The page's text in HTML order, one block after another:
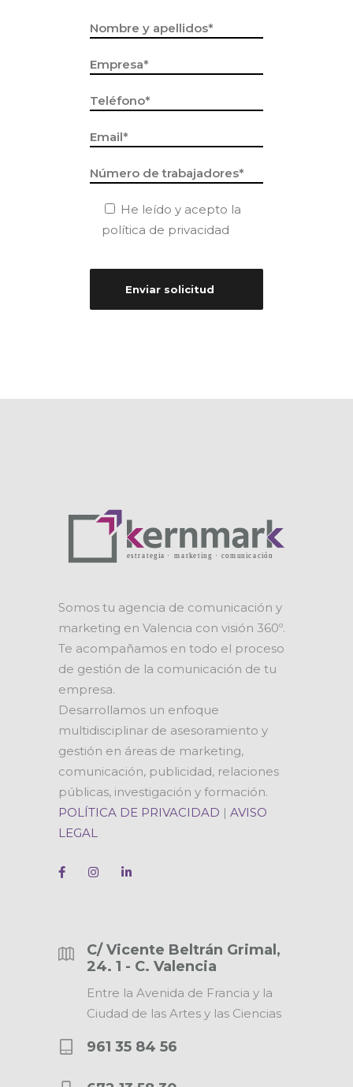
He leído y acepto la
política de privacidad
Somos tu agencia de comunicación y
marketing en Valencia con visión 360º.
Te acompañamos en todo el proceso
de gestión de la comunicación de tu
empresa.
Desarrollamos un enfoque
multidisciplinar de asesoramiento y
gestión en áreas de marketing,
comunicación, publicidad, relaciones
públicas, investigación y formación.
POLÍTICA DE PRIVACIDAD | AVISO
LEGAL
C/ Vicente Beltrán Grimal,
24. 1 - C. Valencia
Entre la Avenida de Francia y la
Ciudad de las Artes y las Ciencias
961 35 84 56